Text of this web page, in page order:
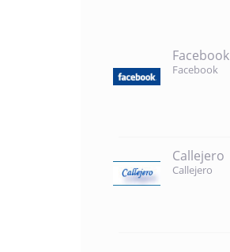
Facebook
Facebook
Callejero
Callejero